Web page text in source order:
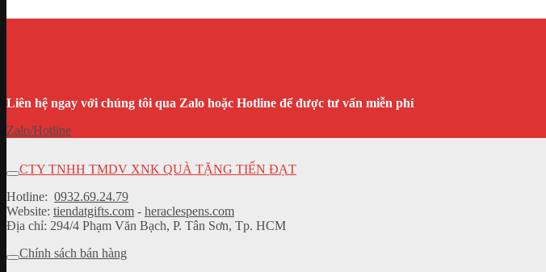
Liên hệ ngay với chúng tôi qua Zalo hoặc Hotline để được tư vấn miễn phí
Zalo/Hotline
CTY TNHH TMDV XNK QUÀ TẶNG TIẾN ĐẠT
Hotline: 0932.69.24.79
Website: tiendatgifts.com - heraclespens.com
Địa chỉ: 294/4 Phạm Văn Bạch, P. Tân Sơn, Tp. HCM
Chính sách bán hàng